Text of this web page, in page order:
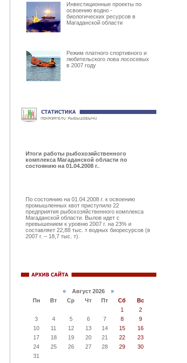
Инвестиционные проекты по
освоению водно -
биологических ресурсов в
Магаданской области
Режим платного спортивного и
любительского лова лососевых
в 2007 году
Итоги работы рыбохозяйственного
комплекса Магаданской области по
состоянию на 01.04.2008 г.
По состоянию на 01.04.2008 г. к освоению
промышленных квот приступило 22
предприятия рыбохозяйственного комплекса
Магаданской области. Вылов идет с
превышением к уровню 2007 г. на 23% и
составляет 22,88 тыс. т водных биоресурсов (в
2007 г. – 18,7 тыс. т).
« Август 2026 »
Пн
Вт Ср Чт Пт Сб
Вс
1
2
3
4 5 6 7 8
9
10
11 12 13 14 15
16
17
18 19 20 21 22
23
24
25 26 27 28 29
30
31